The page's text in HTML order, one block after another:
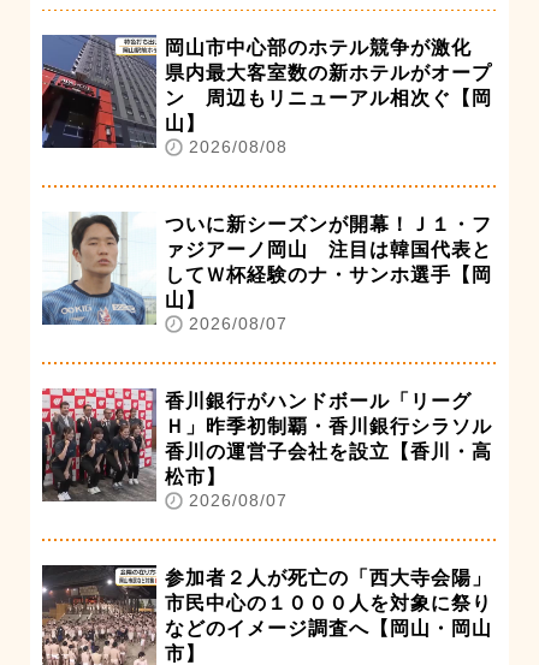
岡山市中心部のホテル競争が激化
県内最大客室数の新ホテルがオープ
ン 周辺もリニューアル相次ぐ【岡
山】
2026/08/08
ついに新シーズンが開幕！Ｊ１・フ
ァジアーノ岡山 注目は韓国代表と
してＷ杯経験のナ・サンホ選手【岡
山】
2026/08/07
香川銀行がハンドボール「リーグ
Ｈ」昨季初制覇・香川銀行シラソル
香川の運営子会社を設立【香川・高
松市】
2026/08/07
参加者２人が死亡の「西大寺会陽」
市民中心の１０００人を対象に祭り
などのイメージ調査へ【岡山・岡山
市】